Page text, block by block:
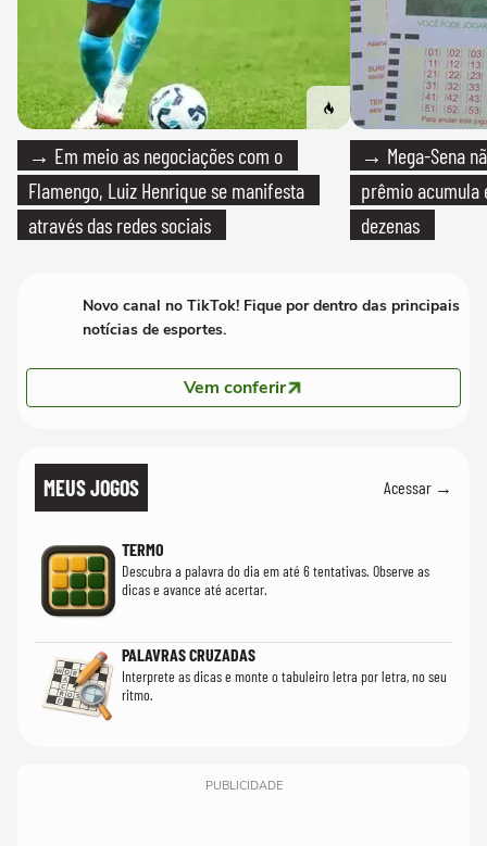
→ Em meio as negociações com o
Flamengo, Luiz Henrique se manifesta
através das redes sociais
→ Mega-Sena
prêmio acumula
dezenas
Novo canal no TikTok! Fique por dentro das principais
notícias de esportes.
Vem conferir
MEUS JOGOS Acessar →
TERMO
Descubra a palavra do dia em até 6 tentativas. Observe as
dicas e avance até acertar.
PALAVRAS CRUZADAS
Interprete as dicas e monte o tabuleiro letra por letra, no seu
ritmo.
PUBLICIDADE